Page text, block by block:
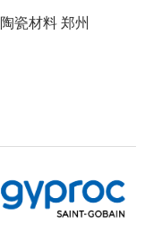
陶瓷材料 郑州